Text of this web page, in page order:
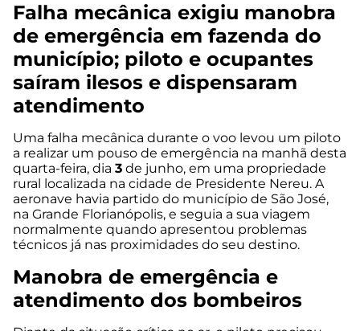
Falha mecânica exigiu manobra
de emergência em fazenda do
município; piloto e ocupantes
saíram ilesos e dispensaram
atendimento
Uma falha mecânica durante o voo levou um piloto
a realizar um pouso de emergência na manhã desta
quarta-feira, dia 3 de junho, em uma propriedade
rural localizada na cidade de Presidente Nereu. A
aeronave havia partido do município de São José,
na Grande Florianópolis, e seguia a sua viagem
normalmente quando apresentou problemas
técnicos já nas proximidades do seu destino.
Manobra de emergência e
atendimento dos bombeiros